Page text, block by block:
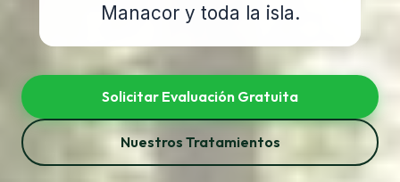
Manacor y toda la isla.
Solicitar Evaluación Gratuita
Nuestros Tratamientos